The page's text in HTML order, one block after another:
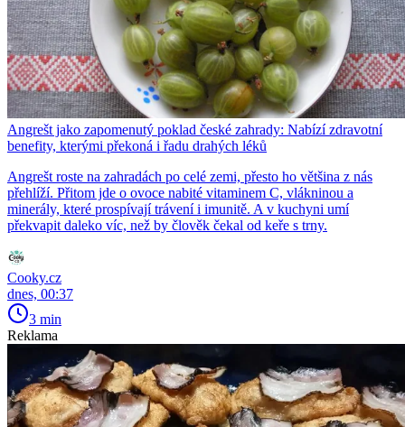
Angrešt jako zapomenutý poklad české zahrady: Nabízí zdravotní
benefity, kterými překoná i řadu drahých léků
Angrešt roste na zahradách po celé zemi, přesto ho většina z nás
přehlíží. Přitom jde o ovoce nabité vitaminem C, vlákninou a
minerály, které prospívají trávení i imunitě. A v kuchyni umí
překvapit daleko víc, než by člověk čekal od keře s trny.
Cooky.cz
dnes, 00:37
3 min
Reklama